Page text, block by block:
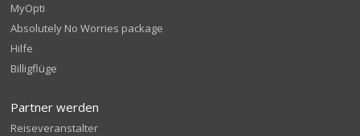
MyOpti
Absolutely No Worries package
Hilfe
Billigflüge
Partner werden
Reiseveranstalter